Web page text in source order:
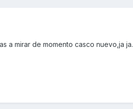
a mirar de momento casco nuevo,ja ja.